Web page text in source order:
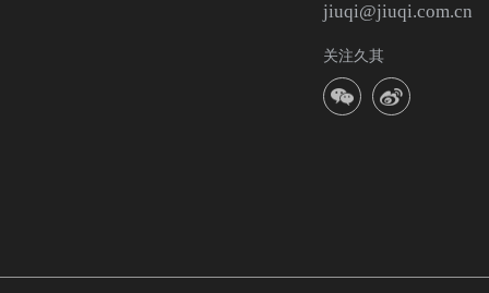
jiuqi@jiuqi.com.cn
关注久其